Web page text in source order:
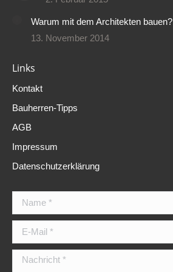
Warum mit dem Architekten bauen?
13. November 2014
Links
Kontakt
Bauherren-Tipps
AGB
Impressum
Datenschutzerklärung
Name *
E-Mail *
Nachricht *